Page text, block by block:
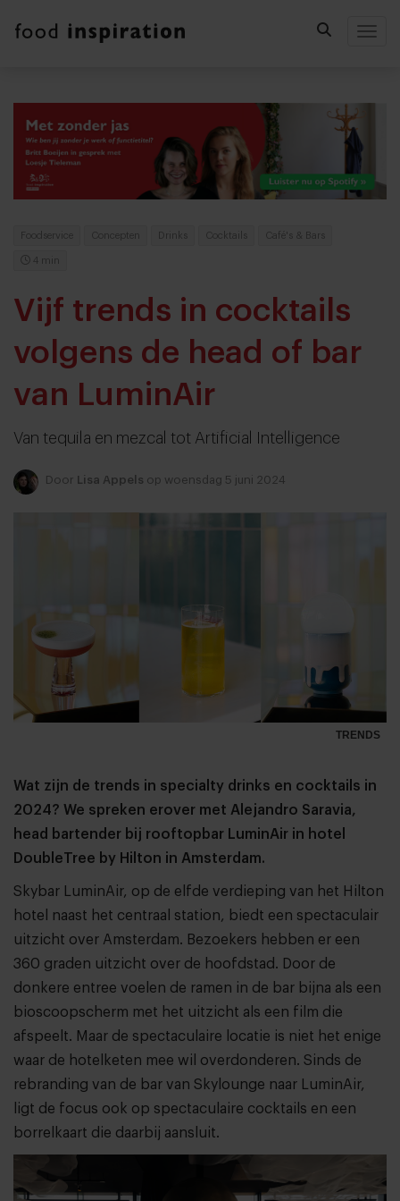
Foodservice Concepten Drinks Cocktails Café's & Bars
4 min
Vijf trends in cocktails
volgens de head of bar
van LuminAir
Van tequila en mezcal tot Artificial Intelligence
Door Lisa Appels op woensdag 5 juni 2024
TRENDS
Wat zijn de trends in specialty drinks en cocktails in
2024? We spreken erover met Alejandro Saravia,
head bartender bij rooftopbar LuminAir in hotel
DoubleTree by Hilton in Amsterdam.
Skybar LuminAir, op de elfde verdieping van het Hilton
hotel naast het centraal station, biedt een spectaculair
uitzicht over Amsterdam. Bezoekers hebben er een
360 graden uitzicht over de hoofdstad. Door de
donkere entree voelen de ramen in de bar bijna als een
bioscoopscherm met het uitzicht als een film die
afspeelt. Maar de spectaculaire locatie is niet het enige
waar de hotelketen mee wil overdonderen. Sinds de
rebranding van de bar van Skylounge naar LuminAir,
ligt de focus ook op spectaculaire cocktails en een
borrelkaart die daarbij aansluit.